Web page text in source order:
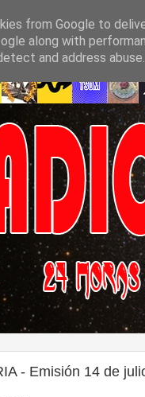
- Emisión 14 de
from Google to
along with
and address abuse.